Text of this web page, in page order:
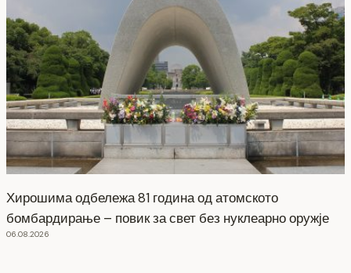
Хирошима одбележа 81 година од атомското
бомбардирање – повик за свет без нуклеарно оружје
06.08.2026